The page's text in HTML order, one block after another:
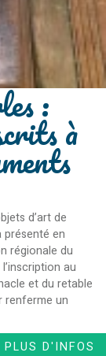
:
à
d’art de
présenté en
régionale du
au
et du retable
renferme un
PLUS D'INFOS